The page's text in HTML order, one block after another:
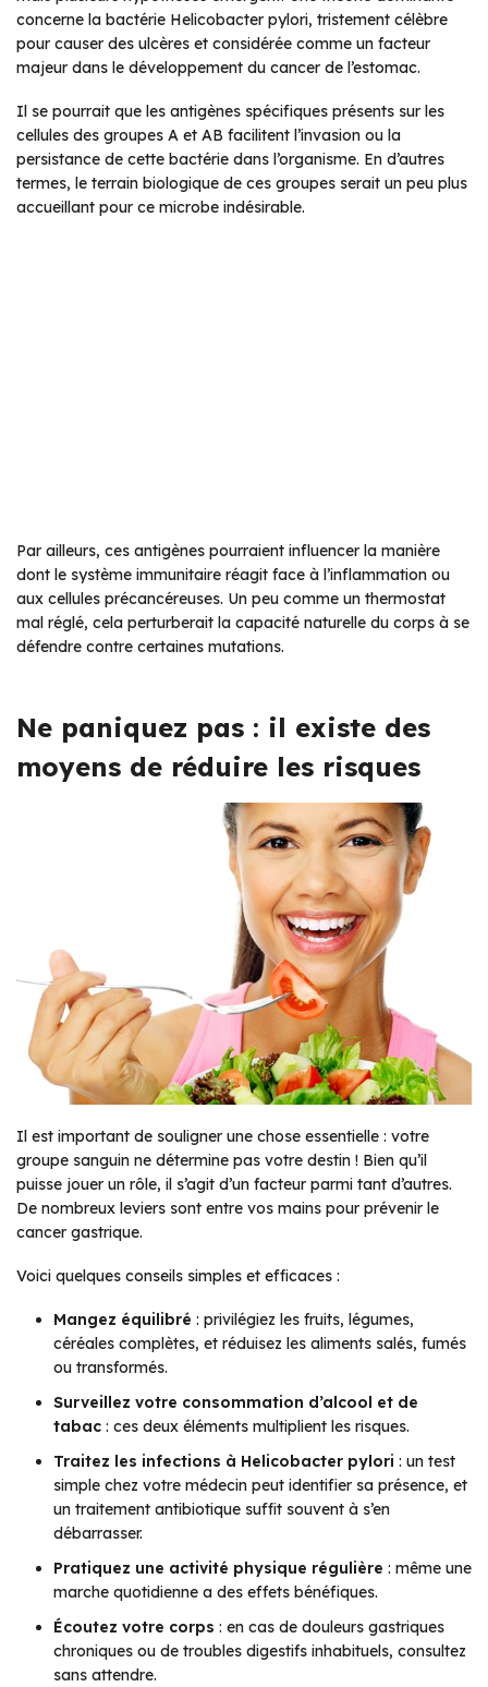
concerne la bactérie Helicobacter pylori, tristement célèbre
pour causer des ulcères et considérée comme un facteur
majeur dans le développement du cancer de l’estomac.
Il se pourrait que les antigènes spécifiques présents sur les
cellules des groupes A et AB facilitent l’invasion ou la
persistance de cette bactérie dans l’organisme. En d’autres
termes, le terrain biologique de ces groupes serait un peu plus
accueillant pour ce microbe indésirable.
Par ailleurs, ces antigènes pourraient influencer la manière
dont le système immunitaire réagit face à l’inflammation ou
aux cellules précancéreuses. Un peu comme un thermostat
mal réglé, cela perturberait la capacité naturelle du corps à se
défendre contre certaines mutations.
Ne paniquez pas : il existe des
moyens de réduire les risques
Il est important de souligner une chose essentielle : votre
groupe sanguin ne détermine pas votre destin ! Bien qu’il
puisse jouer un rôle, il s’agit d’un facteur parmi tant d’autres.
De nombreux leviers sont entre vos mains pour prévenir le
cancer gastrique.
Voici quelques conseils simples et efficaces :
Mangez équilibré : privilégiez les fruits, légumes,
céréales complètes, et réduisez les aliments salés, fumés
ou transformés.
Surveillez votre consommation d’alcool et de
tabac : ces deux éléments multiplient les risques.
Traitez les infections à Helicobacter pylori : un test
simple chez votre médecin peut identifier sa présence, et
un traitement antibiotique suffit souvent à s’en
débarrasser.
Pratiquez une activité physique régulière : même une
marche quotidienne a des effets bénéfiques.
Écoutez votre corps : en cas de douleurs gastriques
chroniques ou de troubles digestifs inhabituels, consultez
sans attendre.